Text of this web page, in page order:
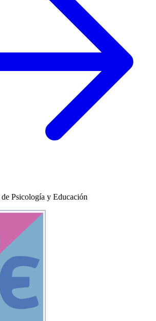
Psicología y Educación